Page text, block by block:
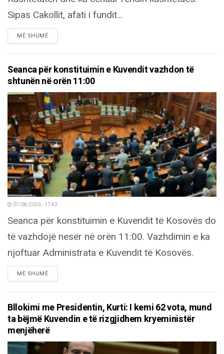
Sipas Cakollit, afati i fundit...
MË SHUMËDETAILS
Seanca për konstituimin e Kuvendit vazhdon të
shtunën në orën 11:00
07/08/2026 - 17:43
Seanca për konstituimin e Kuvendit të Kosovës do
të vazhdojë nesër në orën 11:00. Vazhdimin e ka
njoftuar Administrata e Kuvendit të Kosovës.
MË SHUMËDETAILS
Bllokimi me Presidentin, Kurti: I kemi 62 vota, mund
ta bëjmë Kuvendin e të rizgjidhem kryeministër
menjëherë